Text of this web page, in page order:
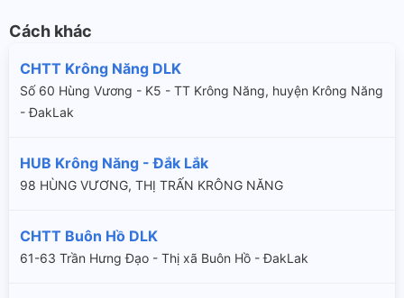
Cách khác
CHTT Krông Năng DLK
Số 60 Hùng Vương - K5 - TT Krông Năng, huyện Krông Năng
- ĐakLak
HUB Krông Năng - Đắk Lắk
98 HÙNG VƯƠNG, THỊ TRẤN KRÔNG NĂNG
CHTT Buôn Hồ DLK
61-63 Trần Hưng Đạo - Thị xã Buôn Hồ - ĐakLak